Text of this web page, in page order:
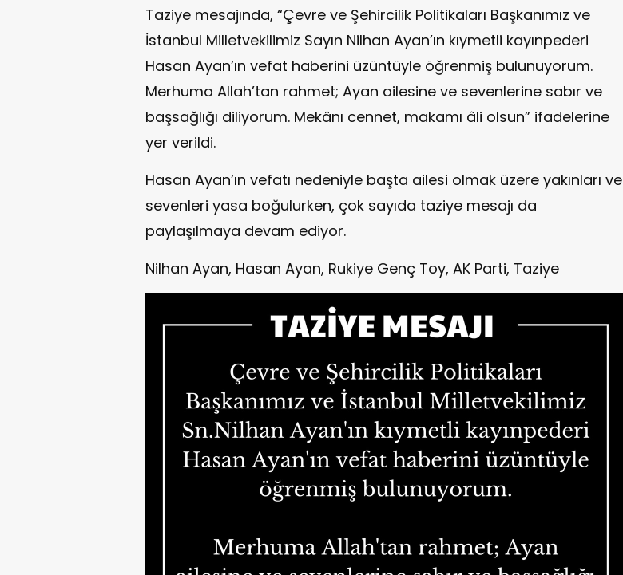
Taziye mesajında, “Çevre ve Şehircilik Politikaları Başkanımız ve
İstanbul Milletvekilimiz Sayın Nilhan Ayan’ın kıymetli kayınpederi
Hasan Ayan’ın vefat haberini üzüntüyle öğrenmiş bulunuyorum.
Merhuma Allah’tan rahmet; Ayan ailesine ve sevenlerine sabır ve
başsağlığı diliyorum. Mekânı cennet, makamı âli olsun” ifadelerine
yer verildi.
Hasan Ayan’ın vefatı nedeniyle başta ailesi olmak üzere yakınları ve
sevenleri yasa boğulurken, çok sayıda taziye mesajı da
paylaşılmaya devam ediyor.
Nilhan Ayan, Hasan Ayan, Rukiye Genç Toy, AK Parti, Taziye